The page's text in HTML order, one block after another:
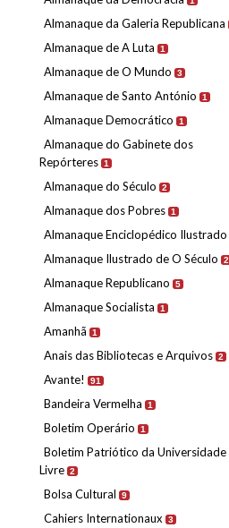
Almanaque da Galeria Republicana
Almanaque de A Luta 1
Almanaque de O Mundo 3
Almanaque de Santo António 1
Almanaque Democrático 1
Almanaque do Gabinete dos
Repórteres 1
Almanaque do Século 2
Almanaque dos Pobres 1
Almanaque Enciclopédico Ilustrado
Almanaque Ilustrado de O Século 2
Almanaque Republicano 5
Almanaque Socialista 1
Amanhã 1
Anais das Bibliotecas e Arquivos 2
Avante! 91
Bandeira Vermelha 1
Boletim Operário 1
Boletim Patriótico da Universidade
Livre 2
Bolsa Cultural 9
Cahiers Internationaux 3